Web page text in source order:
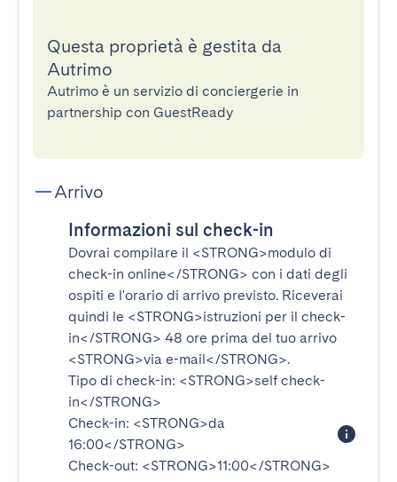
Questa proprietà è gestita da
Autrimo
Autrimo è un servizio di conciergerie in
partnership con GuestReady
Arrivo
Informazioni sul check-in
Dovrai compilare il <STRONG>modulo di
check-in online</STRONG> con i dati degli
ospiti e l'orario di arrivo previsto. Riceverai
quindi le <STRONG>istruzioni per il check-
in</STRONG> 48 ore prima del tuo arrivo
<STRONG>via e-mail</STRONG>.
Tipo di check-in: <STRONG>self check-
in</STRONG>
Check-in: <STRONG>da
16:00</STRONG>
Check-out: <STRONG>11:00</STRONG>